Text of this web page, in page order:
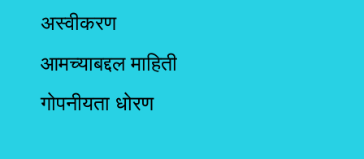
अस्वीकरण
आमच्याबद्दल माहिती
गोपनीयता धोरण